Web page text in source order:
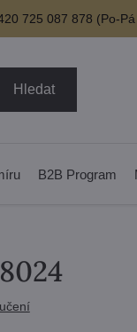
725 087 878​ (Po-
Hledat
B2B Program